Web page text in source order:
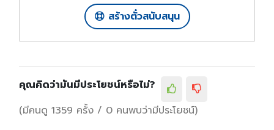
สร้างตั๋วสนับสนุน
คุณคิดว่ามันมีประโยชน์หรือไม่?
(มีคนดู 1359 ครั้ง / 0 คนพบว่ามีประโยชน์)